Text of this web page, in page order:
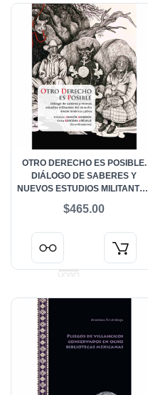
OTRO DERECHO ES POSIBLE.
DIÁLOGO DE SABERES Y
NUEVOS ESTUDIOS MILITANTES
LATINA
$465.00